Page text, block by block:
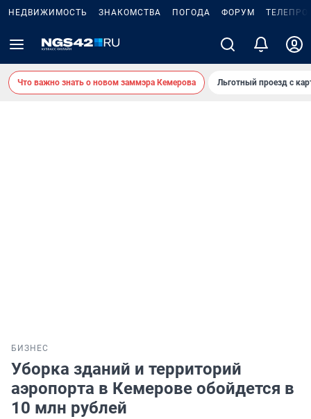
НЕДВИЖИМОСТЬ ЗНАКОМСТВА ПОГОДА ФОРУМ
Что важно знать о новом заммэра Кемерова Льготный проезд с
БИЗНЕС
Уборка зданий и территорий
аэропорта в Кемерове обойдется в
10 млн рублей